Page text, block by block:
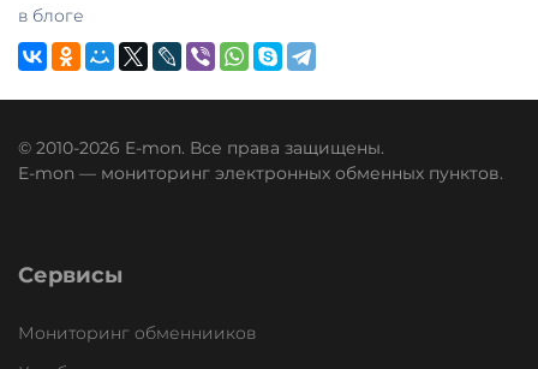
в блоге
© 2010-2026 E-mon. Все права защищены.
E-mon — мониторинг электронных обменных пунктов.
Сервисы
Мониторинг обменнииков